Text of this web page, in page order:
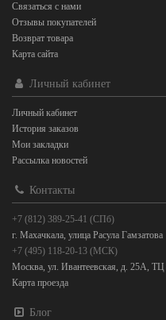
Связаться с нами
Отзывы покупателей
Возврат товара
Карта сайта
Личный кабинет
Личный кабинет
История заказов
Мои закладки
Рассылка новостей
Контакты
+7 (812) 389-25-41 (СПб)
г. Махачкала, улица Расула Гамзатова
+7 (495) 118-20-13 (МСК)
Москва, ул. Ивантеевская, д. 25А,
Карта проезда
Блог